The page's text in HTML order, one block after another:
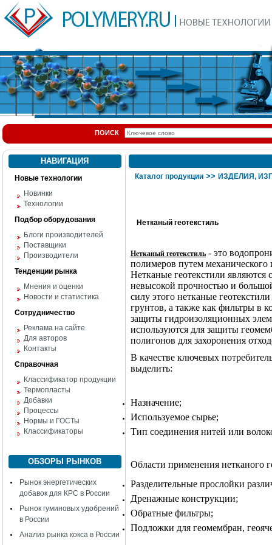
ПОИСК
НАВИГАЦИЯ
Новые технологии
Новинки
Технологии
Подбор оборудования
Блоги производителей
Поставщики
Производители
Тенденции рынка
Мнения и оценки
Новости и статистика
Сотрудничество
Реклама на сайте
Для авторов
Контакты
Справочная
Классификатор продукции
Термопласты
Добавки
Процессы
Нормы и ГОСТы
Классификаторы
ОБЗОРЫ РЫНКОВ
Рынок энергетических
добавок для КРС в России
Рынок гуминовых удобрений
в России
Анализ рынка кокса в России
Каталог продукции >> ИЗДЕЛИЯ,
Нетканый геотекстиль
Нетканый геотекстиль - это
полимеров путем механического
Нетканые геотекстили
невысокой прочностью и
силу этого нетканые
грунтов, а также как фильтры в
защиты гидроизоляционных
используются для защиты
полигонов для захоронения
В качестве ключевых
выделить:
Назначение;
Используемое сырье;
Тип соединения нитей или
Области применения нетканого
Разделительные прослойки
Дренажные конструкции;
Обратные фильтры;
Подложки для геомембран,